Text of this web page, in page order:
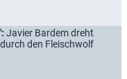
Javier Bardem dreht
den Fleischwolf